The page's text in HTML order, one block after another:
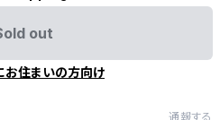
out
お住まいの方向け
通報する